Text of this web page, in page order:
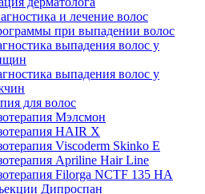
и лечение волос
при выпадении волос
выпадения волос у
выпадения волос у
для волос
Мэлсмон
HAIR X
Viscoderm Skinko E
Apriline Hair Line
Filorga NCTF 135 HA
Дипроспан